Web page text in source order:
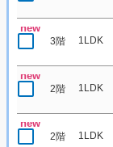
new
3階 1LDK
new
2階 1LDK
new
2階 1LDK